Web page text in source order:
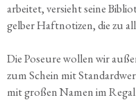
arbei­tet, ver­sieht sei­ne
gel­ber Haft­no­ti­zen, die zu
Die Poseu­re wol­len wir
zum Schein mit
mit gro­ßen Namen im